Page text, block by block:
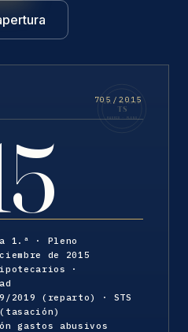
705/2015
1.ª · Pleno
de 2015
·
2019 (reparto) · STS
gastos abusivos
SALA PRIMERA
TS
MADRID · PLENO